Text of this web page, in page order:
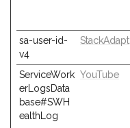
sa-user-id-
v4
StackAdapt
ServiceWork
erLogsData
base#SWH
ealthLog
YouTube